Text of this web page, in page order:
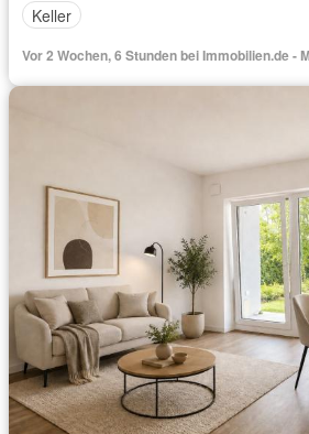
Keller
Vor 2 Wochen, 6 Stunden bei Immobilien.de -